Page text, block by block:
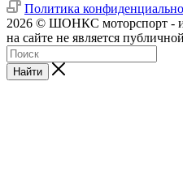
Политика
2026 © ШОНКС моторспорт -
на сайте не является
Найти